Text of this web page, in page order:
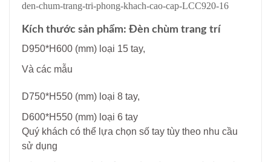
den-chum-trang-tri-phong-khach-cao-cap-LCC920-16
Kích thước sản phẩm: Đèn chùm trang trí
D950*H600 (mm) loại 15 tay,
Và các mẫu
D750*H550 (mm) loại 8 tay,
D600*H550 (mm) loại 6 tay
Quý khách có thể lựa chọn số tay tùy theo nhu cầu
sử dụng